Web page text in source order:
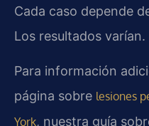
Cada caso depende
Los resultados varían.
Para información
página sobre lesiones
York, nuestra guía